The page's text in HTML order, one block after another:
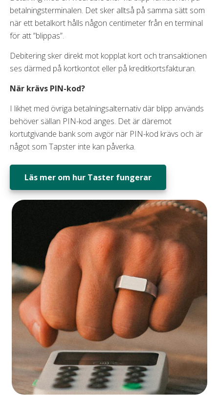
betalningsterminalen. Det sker alltså på samma sätt som
när ett betalkort hålls någon centimeter från en terminal
för att ”blippas”.
Debitering sker direkt mot kopplat kort och transaktionen
ses därmed på kortkontot eller på kreditkortsfakturan.
När krävs PIN-kod?
I likhet med övriga betalningsalternativ där blipp används
behöver sällan PIN-kod anges. Det är däremot
kortutgivande bank som avgör när PIN-kod krävs och är
något som Tapster inte kan påverka.
Läs mer om hur Taster fungerar